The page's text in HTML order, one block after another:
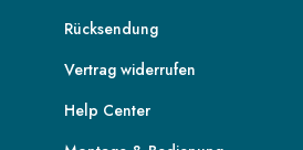
Rücksendung
Vertrag widerrufen
Help Center